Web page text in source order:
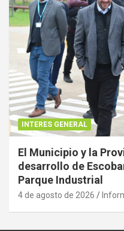
INTERES GENERAL
El Municipio y la
desarrollo de
Parque Industrial
4 de agosto de 2026